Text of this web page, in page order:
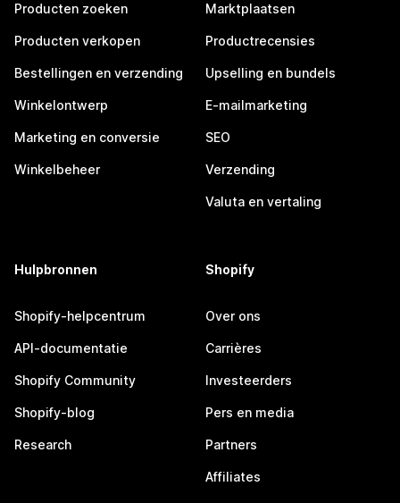
Producten zoeken
Producten verkopen
Bestellingen en verzending
Winkelontwerp
Marketing en conversie
Winkelbeheer
Marktplaatsen
Productrecensies
Upselling en bundels
E-mailmarketing
SEO
Verzending
Valuta en vertaling
Hulpbronnen
Shopify-helpcentrum
API-documentatie
Shopify Community
Shopify-blog
Research
Shopify
Over ons
Carrières
Investeerders
Pers en media
Partners
Affiliates